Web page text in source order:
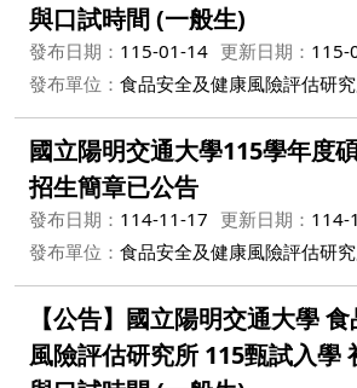
與口試時間 (一般生)
發布日期： 115-01-14 更新日期： 115-
發布單位： 食品安全及健康風險評估研
國立陽明交通大學115學年度
招生簡章已公告
發布日期： 114-11-17 更新日期： 114-
發布單位： 食品安全及健康風險評估研
【公告】國立陽明交通大學
風險評估研究所 115甄試入學